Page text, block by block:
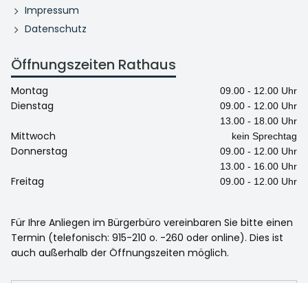
Impressum
Datenschutz
Öffnungszeiten Rathaus
Montag 09.00 - 12.00 Uhr
Dienstag
09.00 - 12.00 Uhr
13.00 - 18.00 Uhr
Mittwoch kein Sprechtag
Donnerstag
09.00 - 12.00 Uhr
13.00 - 16.00 Uhr
Freitag 09.00 - 12.00 Uhr
Für Ihre Anliegen im Bürgerbüro vereinbaren Sie bitte einen
Termin (telefonisch: 915-210 o. -260 oder online). Dies ist
auch außerhalb der Öffnungszeiten möglich.